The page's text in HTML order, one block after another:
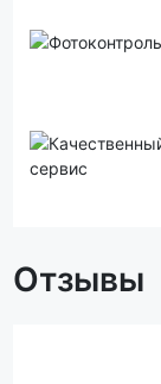
Отзывы